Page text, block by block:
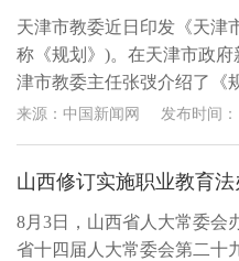
天津市教委近日印发《天津
称《规划》)。在天津市政
津市教委主任张弢介绍了《
来源：中国新闻网 发布时间：
山西修订实施职业教育
8月3日，山西省人大常委会
省十四届人大常委会第二十